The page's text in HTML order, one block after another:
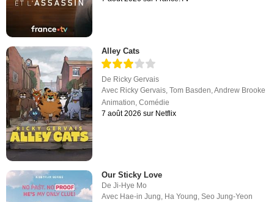
Alley Cats
De Ricky Gervais
Avec Ricky Gervais,Tom Basden,Andrew Brooke
Animation,Comédie
7 août 2026 sur Netflix
Our Sticky Love
DeJi-Hye Mo
Avec Hae-in Jung, Ha Young,Seo Jung-Yeon